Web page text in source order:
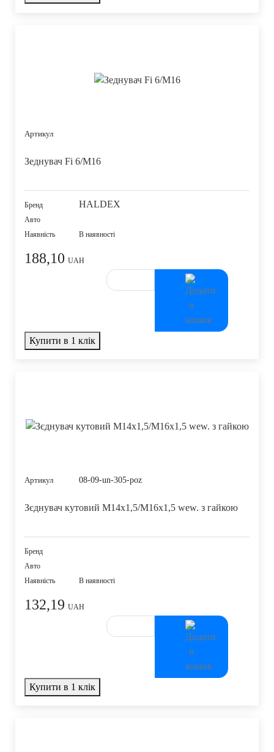
Артикул
Зеднувач Fi 6/M16
Бренд HALDEX
Авто
Наявність
В наявності
UAH
188,10
Купити в 1 клік
Артикул 08-09-un-305-poz
Зєднувач кутовий M14x1,5/M16x1,5 wew. з гайкою
Бренд
Авто
Наявність
В наявності
UAH
132,19
Купити в 1 клік